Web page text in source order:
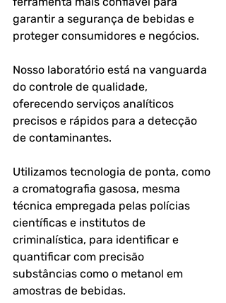
garantir a segurança de bebidas e
proteger consumidores e negócios.
Nosso laboratório está na vanguarda
do controle de qualidade,
oferecendo serviços analíticos
precisos e rápidos para a detecção
de contaminantes.
Utilizamos tecnologia de ponta, como
a cromatografia gasosa, mesma
técnica empregada pelas polícias
científicas e institutos de
criminalística, para identificar e
quantificar com precisão
substâncias como o metanol em
amostras de bebidas.